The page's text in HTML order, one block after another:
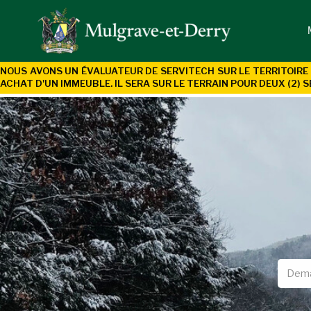
NOUS AVONS UN ÉVALUATEUR DE SERVITECH SUR LE
ACHAT D'UN IMMEUBLE. IL SERA SUR LE TERRAIN POUR DEUX